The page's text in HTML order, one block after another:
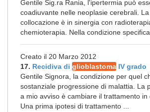
Gentile Sig.ra Rania, l'ipertermia può
coadiuvante nelle neoplasie cerebrali.
collocazione è in sinergia con
chemioterapia. Nella condizione specifica
Creato il 20 Marzo 2012
17. Recidiva di glioblastoma IV grado
Gentile Signora, la condizione per quel
sostanziale progressione di malattia. La
a mio avviso è cambiare il trattamento in
Una prima ipotesi di trattamento ...